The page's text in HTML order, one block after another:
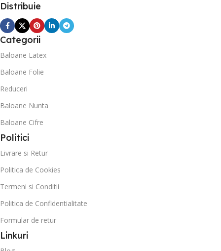
Distribuie
Categorii
Baloane Latex
Baloane Folie
Reduceri
Baloane Nunta
Baloane Cifre
Politici
Livrare si Retur
Politica de Cookies
Termeni si Conditii
Politica de Confidentialitate
Formular de retur
Linkuri